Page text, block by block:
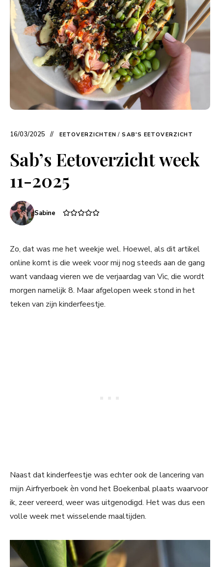
16/03/2025 EETOVERZICHTEN / SAB'S EETOVERZICHT
Sab’s Eetoverzicht week
11-2025
Sabine
Zo, dat was me het weekje wel. Hoewel, als dit artikel
online komt is die week voor mij nog steeds aan de gang
want vandaag vieren we de verjaardag van Vic, die wordt
morgen namelijk 8. Maar afgelopen week stond in het
teken van zijn kinderfeestje.
Naast dat kinderfeestje was echter ook de lancering van
mijn Airfryerboek èn vond het Boekenbal plaats waarvoor
ik, zeer vereerd, weer was uitgenodigd. Het was dus een
volle week met wisselende maaltijden.